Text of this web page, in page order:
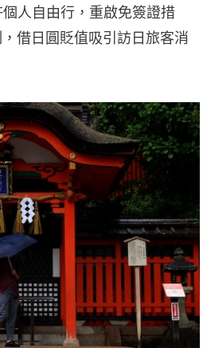
人自由行，重啟免簽證措
借日圓貶值吸引訪日旅客消